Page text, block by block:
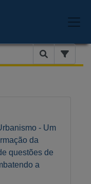
- Um
da
questões de
a